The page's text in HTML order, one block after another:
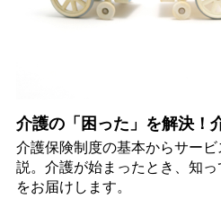
介護の「困った」を解決！
介護保険制度の基本からサー
説。介護が始まったとき、知
をお届けします。